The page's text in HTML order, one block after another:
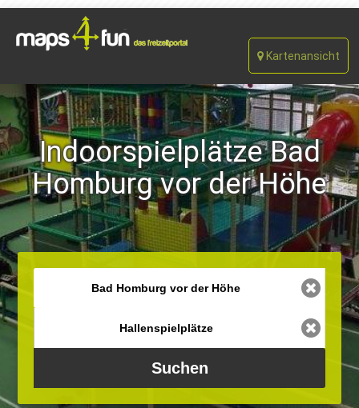
Kartenansicht
Indoorspielplätze Bad
Homburg vor der Höhe